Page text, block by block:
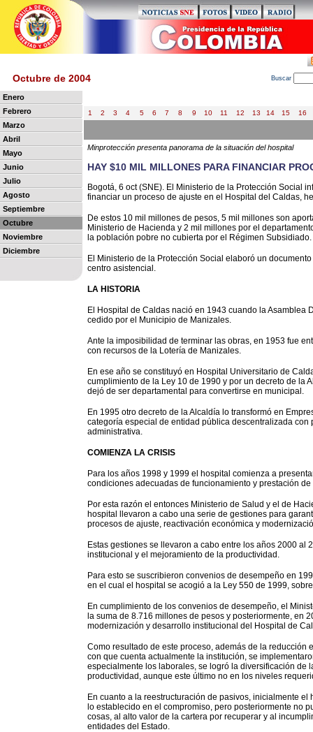
Octubre de 2004 Buscar
Enero
Febrero
Marzo
Abril
Mayo
Junio
Julio
Agosto
Septiembre
Octubre
Noviembre
Diciembre
1 2 3 4 5 6 7 8 9 10 11 12 13 14 15 16
Minprotección presenta panorama de la situación del hospital
HAY $10 MIL MILLONES PARA FINANCIAR
Bogotá, 6 oct (SNE). El Ministerio de la Protección Social
financiar un proceso de ajuste en el Hospital del Caldas,
De estos 10 mil millones de pesos, 5 mil millones son
Ministerio de Hacienda y 2 mil millones por el
la población pobre no cubierta por el Régimen Subsidiado.
El Ministerio de la Protección Social elaboró un
centro asistencial.
LA HISTORIA
El Hospital de Caldas nació en 1943 cuando la Asamblea
cedido por el Municipio de Manizales.
Ante la imposibilidad de terminar las obras, en 1953 fue
con recursos de la Lotería de Manizales.
En ese año se constituyó en Hospital Universitario de
cumplimiento de la Ley 10 de 1990 y por un decreto de la
dejó de ser departamental para convertirse en municipal.
En 1995 otro decreto de la Alcaldía lo transformó en
categoría especial de entidad pública descentralizada
administrativa.
COMIENZA LA CRISIS
Para los años 1998 y 1999 el hospital comienza a
condiciones adecuadas de funcionamiento y prestación
Por esta razón el entonces Ministerio de Salud y el de
hospital llevaron a cabo una serie de gestiones para
procesos de ajuste, reactivación económica y
Estas gestiones se llevaron a cabo entre los años 2000
institucional y el mejoramiento de la productividad.
Para esto se suscribieron convenios de desempeño en
en el cual el hospital se acogió a la Ley 550 de 1999,
En cumplimiento de los convenios de desempeño, el
la suma de 8.716 millones de pesos y posteriormente, en
modernización y desarrollo institucional del Hospital de
Como resultado de este proceso, además de la
con que cuenta actualmente la institución, se
especialmente los laborales, se logró la diversificación de
productividad, aunque este último no en los niveles
En cuanto a la reestructuración de pasivos, inicialmente
lo establecido en el compromiso, pero posteriormente no
cosas, al alto valor de la cartera por recuperar y al
entidades del Estado.